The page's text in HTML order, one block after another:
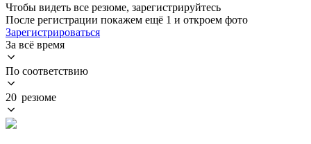
Чтобы видеть все резюме, зарегистрируйтесь
После регистрации покажем ещё 1 и откроем фото
Зарегистрироваться
За всё время
По соответствию
20 резюме